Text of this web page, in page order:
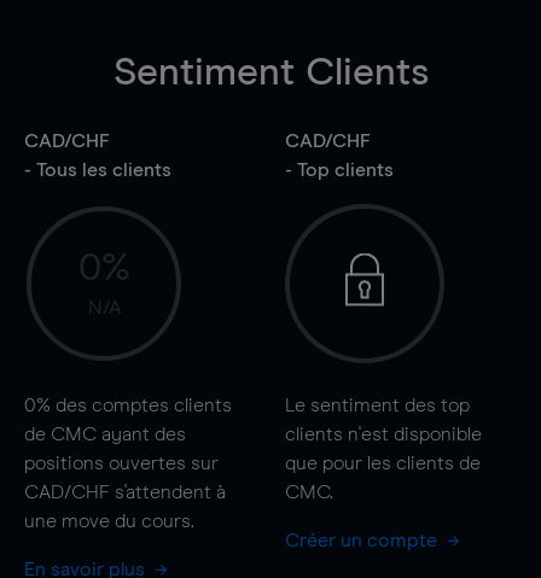
Sentiment Clients
CAD/CHF
- Tous les clients
0%
N/A
0% des comptes clients
de CMC ayant des
positions ouvertes sur
CAD/CHF s'attendent à
une move du cours.
En savoir plus
CAD/CHF
- Top clients
Le sentiment des top
clients n'est disponible
que pour les clients de
CMC.
Créer un compte